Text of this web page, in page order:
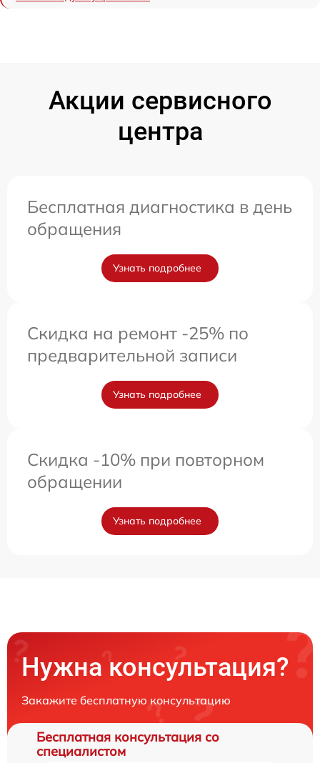
Акции сервисного
центра
Бесплатная диагностика в день
обращения
Узнать подробнее
Скидка на ремонт -25% по
предварительной записи
Узнать подробнее
Скидка -10% при повторном
обращении
Узнать подробнее
Нужна консультация?
Закажите бесплатную консультацию
Бесплатная консультация со
специалистом